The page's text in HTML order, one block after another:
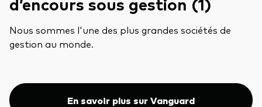
Nous sommes l'une des plus grandes sociétés de
gestion au monde.
En savoir plus sur Vanguard